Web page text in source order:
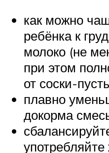
как можно
ребёнка к
молоко (не
при этом
от соски-
плавно
докорма